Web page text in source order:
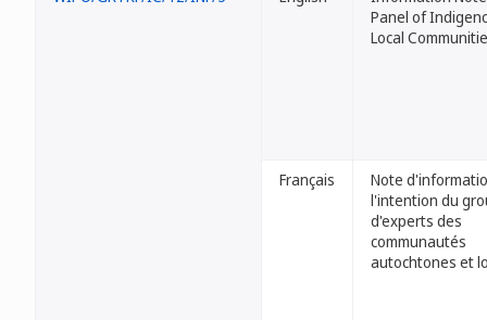
Panel of
Local
Français
Note
l'intention du
d'experts des
communautés
autochtones et